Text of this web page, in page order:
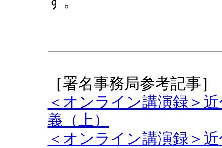
［署名事務局参考記事］
＜オンライン講演録＞
義（上）
＜オンライン講演録＞